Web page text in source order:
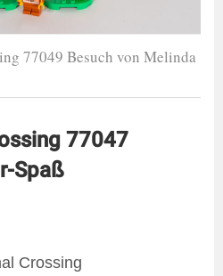
77049 Besuch von Melinda
77047
Spaß
Crossing